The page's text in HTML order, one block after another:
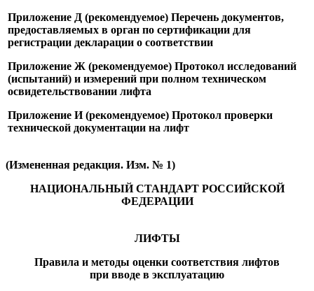
Приложение Д (рекомендуемое) Перечень документов,
предоставляемых в орган по сертификации для
регистрации декларации о соответствии
Приложение Ж (рекомендуемое) Протокол исследований
(испытаний) и измерений при полном техническом
освидетельствовании лифта
Приложение И (рекомендуемое) Протокол проверки
технической документации на лифт
(Измененная редакция. Изм. № 1)
НАЦИОНАЛЬНЫЙ СТАНДАРТ РОССИЙСКОЙ
ФЕДЕРАЦИИ
ЛИФТЫ
Правила и методы оценки соответствия лифтов
при вводе в эксплуатацию